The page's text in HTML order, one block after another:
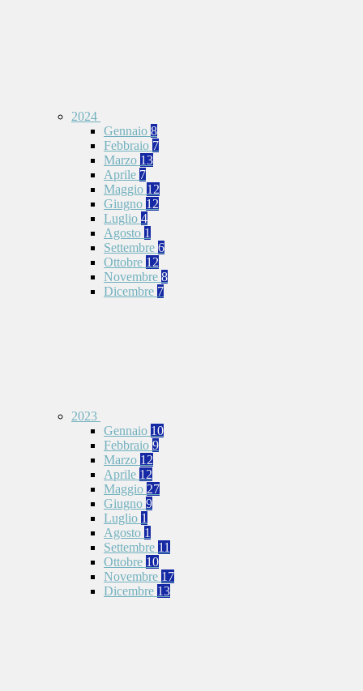
2024
Gennaio 8
Febbraio 7
Marzo 13
Aprile 7
Maggio 12
Giugno 12
Luglio 4
Agosto 1
Settembre 6
Ottobre 12
Novembre 8
Dicembre 7
2023
Gennaio 10
Febbraio 9
Marzo 12
Aprile 12
Maggio 27
Giugno 9
Luglio 1
Agosto 1
Settembre 11
Ottobre 10
Novembre 17
Dicembre 13